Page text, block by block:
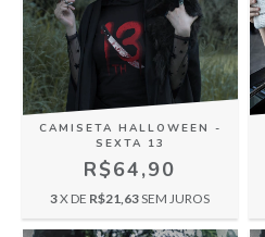
CAMISETA HALLOWEEN -
SEXTA 13
R$64,90
3X DE R$21,63SEM JUROS